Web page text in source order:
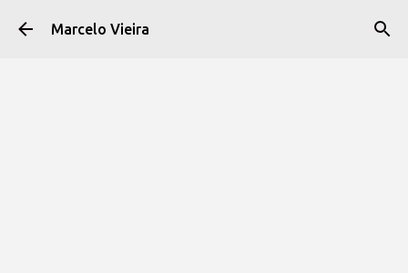
Pular para o conteúdo principal
Marcelo Vieira